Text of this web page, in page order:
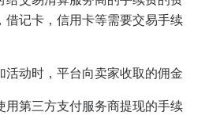
借记卡，信用卡等需要交易手续
动时，平台向卖家收取的佣金
第三方支付服务商提现的手续